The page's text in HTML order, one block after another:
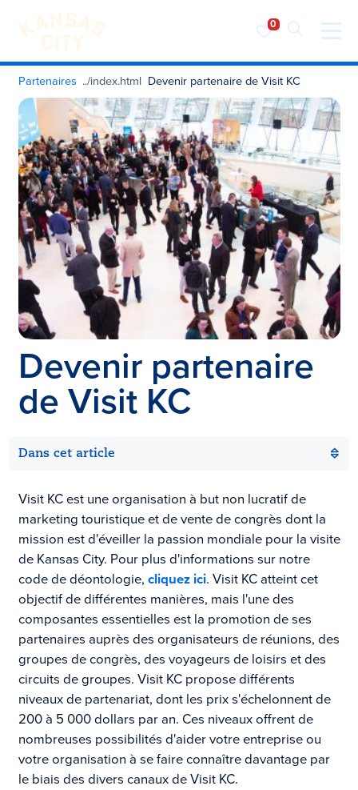
Visiter KC
Skip to content
Partenaires Devenir partenaire de Visit KC
Devenir partenaire
deVisit KC
Dans cet article
Visit KC est une organisation à but non lucratif de
marketing touristique et de vente de congrès dont la
mission est d'éveiller la passion mondiale pour la visite
de Kansas City. Pour plus d'informations sur notre
code de déontologie, cliquez ici. Visit KC atteint cet
objectif de différentes manières, mais l'une des
composantes essentielles est la promotion de ses
partenaires auprès des organisateurs de réunions, des
groupes de congrès, des voyageurs de loisirs et des
circuits de groupes. Visit KC propose différents
niveaux de partenariat, dont les prix s'échelonnent de
200 à 5 000 dollars par an. Ces niveaux offrent de
nombreuses possibilités d'aider votre entreprise ou
votre organisation à se faire connaître davantage par
le biais des divers canaux de Visit KC.